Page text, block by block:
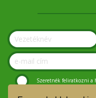
Szeretnék feliratkozni a